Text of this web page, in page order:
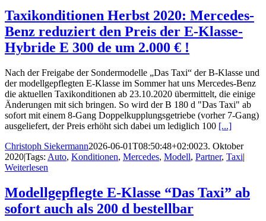
Taxikonditionen Herbst 2020: Mercedes-
Benz reduziert den Preis der E-Klasse-
Hybride E 300 de um 2.000 € !
Nach der Freigabe der Sondermodelle „Das Taxi“ der B-Klasse und
der modellgepflegten E-Klasse im Sommer hat uns Mercedes-Benz
die aktuellen Taxikonditionen ab 23.10.2020 übermittelt, die einige
Änderungen mit sich bringen. So wird der B 180 d "Das Taxi" ab
sofort mit einem 8-Gang Doppelkupplungsgetriebe (vorher 7-Gang)
ausgeliefert, der Preis erhöht sich dabei um lediglich 100 [...]
Christoph Siekermann2026-06-01T08:50:48+02:0023. Oktober
2020|Tags: Auto, Konditionen, Mercedes, Modell, Partner, Taxi|
Weiterlesen
Modellgepflegte E-Klasse “Das Taxi” ab
sofort auch als 200 d bestellbar